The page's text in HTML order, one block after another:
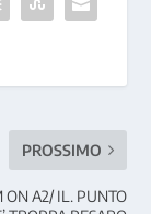
PROSSIMO
ON A2/ IL. PUNTO